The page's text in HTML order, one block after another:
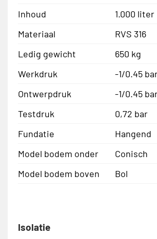
Inhoud
1.000 liter
Materiaal
RVS 316
Ledig gewicht
650 kg
Werkdruk
-1/0.45
Ontwerpdruk
-1/0.45
Testdruk
0,72 bar
Fundatie
Hangend
Model bodem onder
Conisch
Model bodem boven
Bol
Isolatie